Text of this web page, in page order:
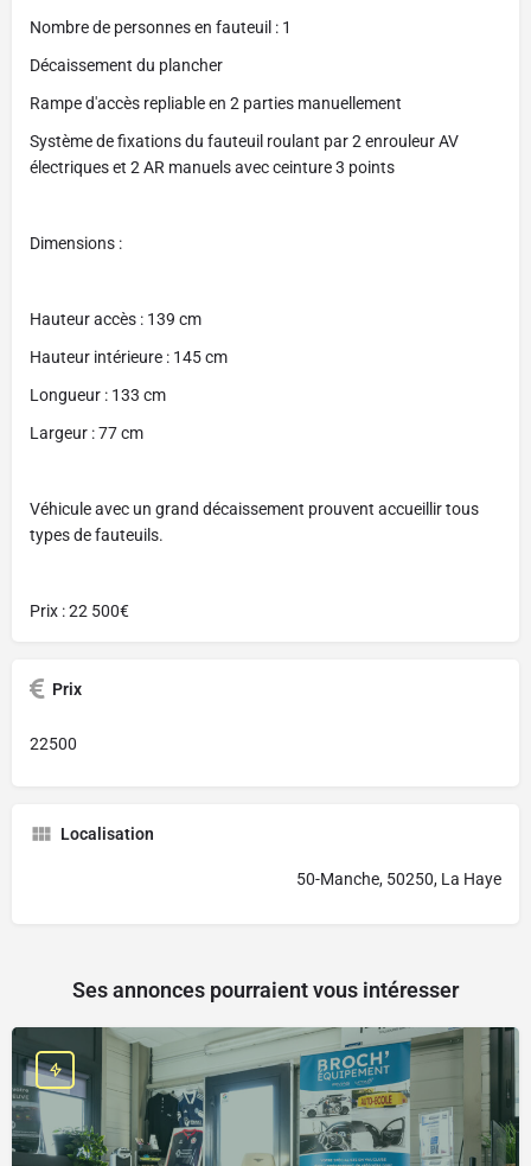
Nombre de personnes en fauteuil : 1
Décaissement du plancher
Rampe d'accès repliable en 2 parties manuellement
Système de fixations du fauteuil roulant par 2 enrouleur AV
électriques et 2 AR manuels avec ceinture 3 points
Dimensions :
Hauteur accès : 139 cm
Hauteur intérieure : 145 cm
Longueur : 133 cm
Largeur : 77 cm
Véhicule avec un grand décaissement prouvent accueillir tous
types de fauteuils.
Prix : 22 500€
Prix
22500
Localisation
50-Manche, 50250, La Haye
Ses annonces pourraient vous intéresser